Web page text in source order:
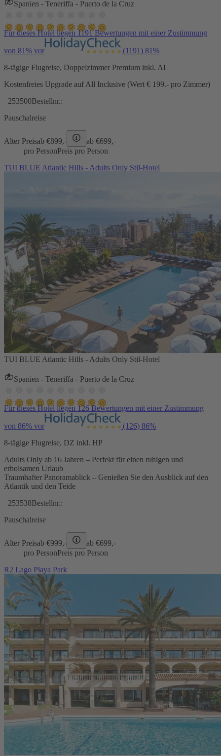
Spanien - Teneriffa - Puerto de la Cruz
Für dieses Hotel liegen 1191 Bewertungen mit einer Zustimmung
von 81% vor (1191) 81%
8-tägige Flugreise, Doppelzimmer Premium inkl. AI
Kostenfreies Upgrade auf All Inclusive (Wert € 199.- pro Zimmer)
253500Bestellnr.:
Pauschalreise
Alter Preisab €899,- ab €699,-
pro PersonPreis pro Person
TUI BLUE Atlantic Hills - Adults Only Stil-Hotel
TUI BLUE Atlantic Hills - Adults Only Stil-Hotel
Spanien - Teneriffa - Puerto de la Cruz
Für dieses Hotel liegen 126 Bewertungen mit einer Zustimmung
von 86% vor (126) 86%
8-tägige Flugreise, DZ inkl. HP
Adults Only ab 16 Jahren – Perfekt für einen ruhigen und
erholsamen Urlaub
Traumhafter Panoramablick – Genießen Sie den Ausblick auf den
Atlantik und den Teide
253538Bestellnr.:
Pauschalreise
Alter Preisab €999,- ab €699,-
pro PersonPreis pro Person
R2 Lago Playa Park